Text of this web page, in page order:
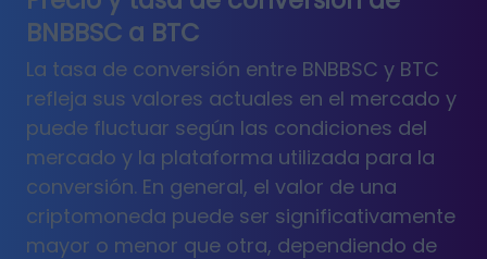
BNBBSC a BTC
La tasa de conversión entre BNBBSC y BTC
refleja sus valores actuales en el mercado y
puede fluctuar según las condiciones del
mercado y la plataforma utilizada para la
conversión. En general, el valor de una
criptomoneda puede ser significativamente
mayor o menor que otra, dependiendo de